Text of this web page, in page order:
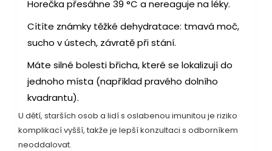
Horečka přesáhne 39 °C a nereaguje na léky.
Cítíte známky těžké dehydratace: tmavá moč,
sucho v ústech, závratě při stání.
Máte silné bolesti břicha, které se lokalizují do
jednoho místa (například pravého dolního
kvadrantu).
U dětí, starších osob a lidí s oslabenou imunitou je riziko
komplikací vyšší, takže je lepší konzultaci s odborníkem
neoddalovat.